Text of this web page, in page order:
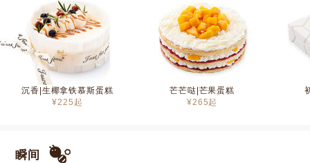
沉香|生椰拿铁慕斯蛋糕
¥225 起
芒芒哒|芒果蛋糕
¥265起
瞬间